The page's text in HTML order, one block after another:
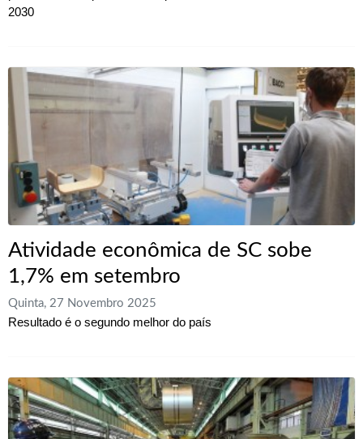
2030
Atividade econômica de SC sobe
1,7% em setembro
Quinta, 27 Novembro 2025
Resultado é o segundo melhor do país